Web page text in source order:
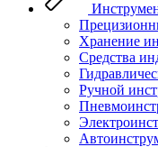
Хранение
Средства
Ручной